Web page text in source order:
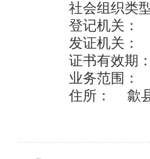
社会组织类型：	民办非企
登记机关：	黄山市歙县民政局
发证机关：	-
证书有效期：	2018-04-28至2020-04-27
业务范围：	精神心理疾病的预防和诊疗的医疗康复机构筹建
住